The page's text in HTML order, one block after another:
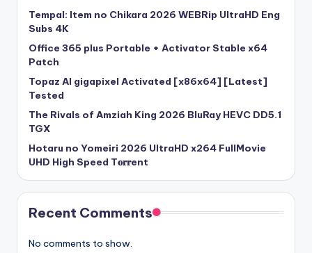
Tempal: Item no Chikara 2026 WEBRip UltraHD Eng
Subs 4K
Office 365 plus Portable + Activator Stable x64
Patch
Topaz AI gigapixel Activated [x86x64] [Latest]
Tested
The Rivals of Amziah King 2026 BluRay HEVC DD5.1
TGX
Hotaru no Yomeiri 2026 UltraHD x264 FullMovie
UHD High Speed T𝐨𝐫𝐫ent
Recent Comments
No comments to show.